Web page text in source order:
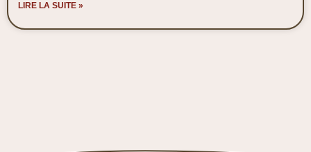
LIRE LA SUITE »